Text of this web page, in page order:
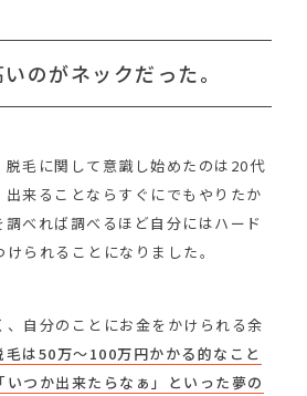
のがネックだった。
脱毛に関して意識し始めたのは20代
来ることならすぐにでもやりたか
べれば調べるほど自分にはハード
られることになりました。
、自分のことにお金をかけられる余
毛は50万〜100万円かかる的なこと
いつか出来たらなぁ」といった夢の